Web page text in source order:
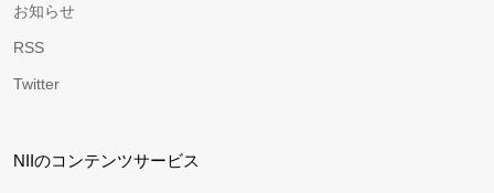
お知らせ
RSS
Twitter
NIIのコンテンツサービス